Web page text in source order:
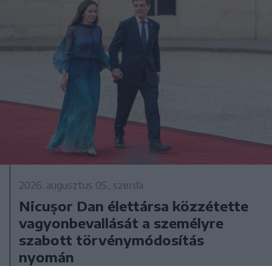
2026. augusztus 05., szerda
Nicușor Dan élettársa közzétette
vagyonbevallását a személyre
szabott törvénymódosítás
nyomán